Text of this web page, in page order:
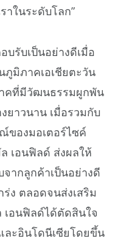
าในระดับโลก”
บรับเป็นอย่างดีเมื่อ
ภูมิภาคเอเชียตะวัน
าคที่มีวัฒนธรรมผูกพัน
ยาวนาน เมื่อรวมกับ
ของมอเตอร์ไซค์
เอนฟิลด์ ส่งผลให้
ากลูกค้าเป็นอย่างดี
ง ตลอดจนส่งเสริม
อนฟิลด์ได้ตัดสินใจ
ละอินโดนีเซียโดยขึ้น